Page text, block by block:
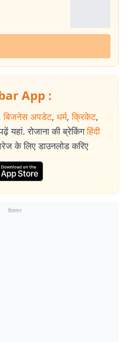
App :
बिजनेस अपडेट, धर्म, क्रिकेट,
यहां. रोजाना की ब्रेकिंग हिंदी
के लिए डाउनलोड करिए
विज्ञापन